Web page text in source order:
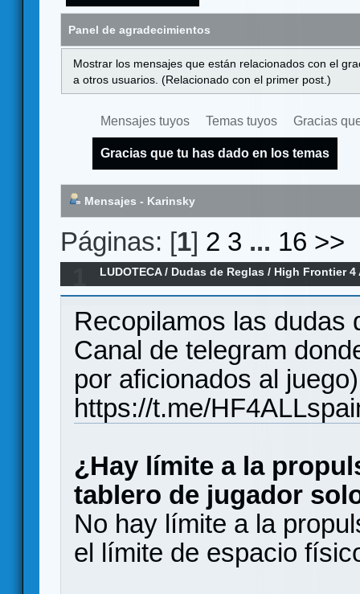
Panel de agradecimientos
Mostrar los mensajes que están relacionados con el
a otros usuarios. (Relacionado con el primer post.)
Mensajes tuyos Temas tuyos Gracias
Gracias que tu has dado en los temas
Mensajes - Karinsky
Páginas: [1] 2 3 ... 16 >>
LUDOTECA/ Dudas de Reglas / High Frontier 4
Recopilamos las dudas
Canal de telegram
por aficionados al
https://t.me/
¿Hay límite a la
tablero de jugador
No hay límite a la
el límite de espacio